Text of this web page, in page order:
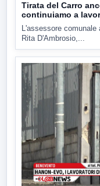
Tirata del Carro
continuiamo a
L'assessore
Rita D'Ambrosio,...